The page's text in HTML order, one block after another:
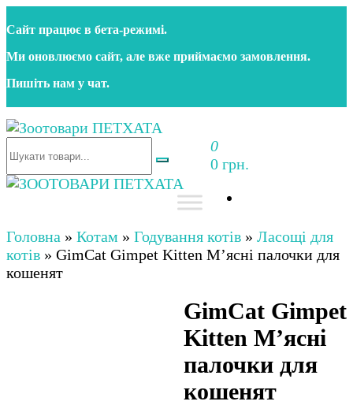
до
контенту
Сайт працює в бета‑режимі.
Ми оновлюємо сайт, але вже приймаємо замовлення.
Пишіть нам у чат.
Зоотовари ПЕТХАТА
Зоомагазин для собак та котів | Корм, іграшки,
аксесуари та догляд за тваринами. Доставка по
0
0 грн.
аксесуари та догляд за тваринами. Доставка по
Україні
Головна » Котам » Годування котів » Ласощі для
котів » GimCat Gimpet Kitten М’ясні палочки для
кошенят
GimCat Gimpet
Kitten М’ясні
палочки для
кошенят